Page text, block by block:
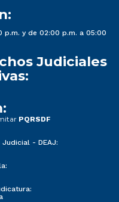
p.m. y de 02:00 p.m. a 05:00
Judiciales
PQRSDF
- DEAJ: